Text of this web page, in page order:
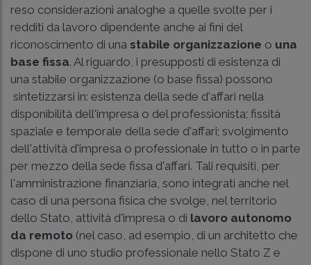
reso considerazioni analoghe a quelle svolte per i
redditi da lavoro dipendente anche ai fini del
riconoscimento di una stabile organizzazione o una
base fissa. Al riguardo, i presupposti di esistenza di
una stabile organizzazione (o base fissa) possono
sintetizzarsi in: esistenza della sede d'affari nella
disponibilità dell'impresa o del professionista; fissità
spaziale e temporale della sede d'affari; svolgimento
dell'attività d'impresa o professionale in tutto o in parte
per mezzo della sede fissa d'affari. Tali requisiti, per
l'amministrazione finanziaria, sono integrati anche nel
caso di una persona fisica che svolge, nel territorio
dello Stato, attività d'impresa o di lavoro autonomo
da remoto (nel caso, ad esempio, di un architetto che
dispone di uno studio professionale nello Stato Z e